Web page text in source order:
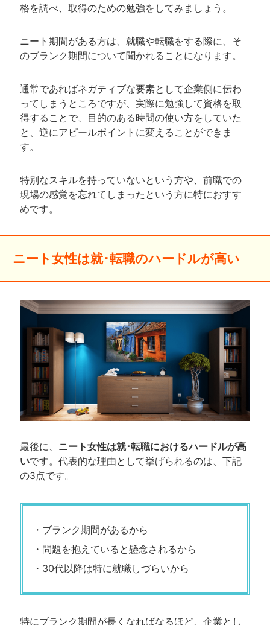
格を調べ、取得のための勉強をしてみましょう。
ニート期間がある方は、就職や転職をする際に、そ
のブランク期間について聞かれることになります。
通常であればネガティブな要素として企業側に伝わ
ってしまうところですが、実際に勉強して資格を取
得することで、目的のある時間の使い方をしていた
と、逆にアピールポイントに変えることができま
す。
特別なスキルを持っていないという方や、前職での
現場の感覚を忘れてしまったという方に特におすす
めです。
ニート女性は就･転職のハードルが高い
最後に、 ニート女性は就･転職におけるハードルが高
いです。代表的な理由として挙げられるのは、下記
の3点です。
・ブランク期間があるから
・問題を抱えていると懸念されるから
・30代以降は特に就職しづらいから
特にブランク期間が長くなればなるほど、企業とし